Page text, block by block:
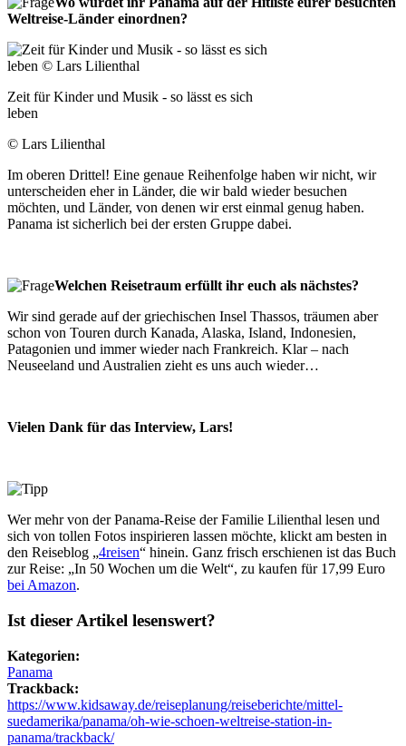
Weltreise-Länder einordnen?
Zeit für Kinder und Musik - so lässt es sich
leben
© Lars Lilienthal
Im oberen Drittel! Eine genaue Reihenfolge haben wir nicht, wir
unterscheiden eher in Länder, die wir bald wieder besuchen
möchten, und Länder, von denen wir erst einmal genug haben.
Panama ist sicherlich bei der ersten Gruppe dabei.
Welchen Reisetraum erfüllt ihr euch als nächstes?
Wir sind gerade auf der griechischen Insel Thassos, träumen aber
schon von Touren durch Kanada, Alaska, Island, Indonesien,
Patagonien und immer wieder nach Frankreich. Klar – nach
Neuseeland und Australien zieht es uns auch wieder…
Vielen Dank für das Interview, Lars!
Wer mehr von der Panama-Reise der Familie Lilienthal lesen und
sich von tollen Fotos inspirieren lassen möchte, klickt am besten in
den Reiseblog „4reisen“ hinein. Ganz frisch erschienen ist das Buch
zur Reise: „In 50 Wochen um die Welt“, zu kaufen für 17,99 Euro
bei Amazon.
Ist dieser Artikel lesenswert?
Kategorien:
Panama
Trackback:
https://www.kidsaway.de/reiseplanung/reiseberichte/mittel-
suedamerika/panama/oh-wie-schoen-weltreise-station-in-
panama/trackback/